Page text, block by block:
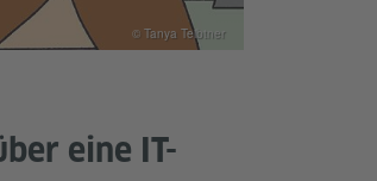
eine IT-
© Tanya Teibtner